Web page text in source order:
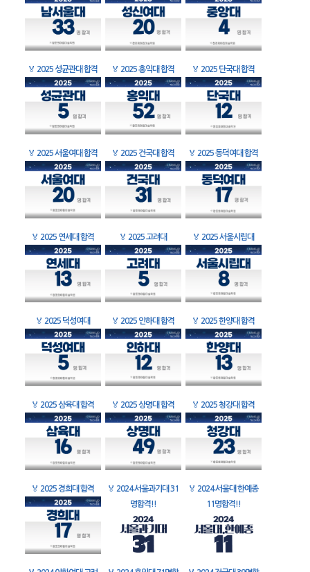
🏅 2025 성균관대 합격 🏅 2025 홍익대 합격 🏅 2025 단국대 합격
🏅 2025 서울여대 합격 🏅 2025 건국대 합격 🏅 2025 동덕여대 합격
🏅 2025 연세대 합격 🏅 2025 고려대 🏅 2025 서울시립대
🏅 2025 덕성여대 🏅 2025 인하대 합격 🏅 2025 한양대 합격
🏅 2025 삼육대 합격 🏅 2025 상명대 합격 🏅 2025 청강대 합격
🏅 2025 경희대 합격 🏅 2024 서울과기대 31
명합격!!
🏅 2024 서울대 한예종
11명합격!!